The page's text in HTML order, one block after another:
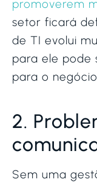
promoverem
setor ficará
de TI evolui
para ele pode
para o
2.
Sem uma